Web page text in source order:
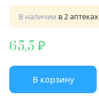
В наличии в 2 аптеках
65,5
В корзину